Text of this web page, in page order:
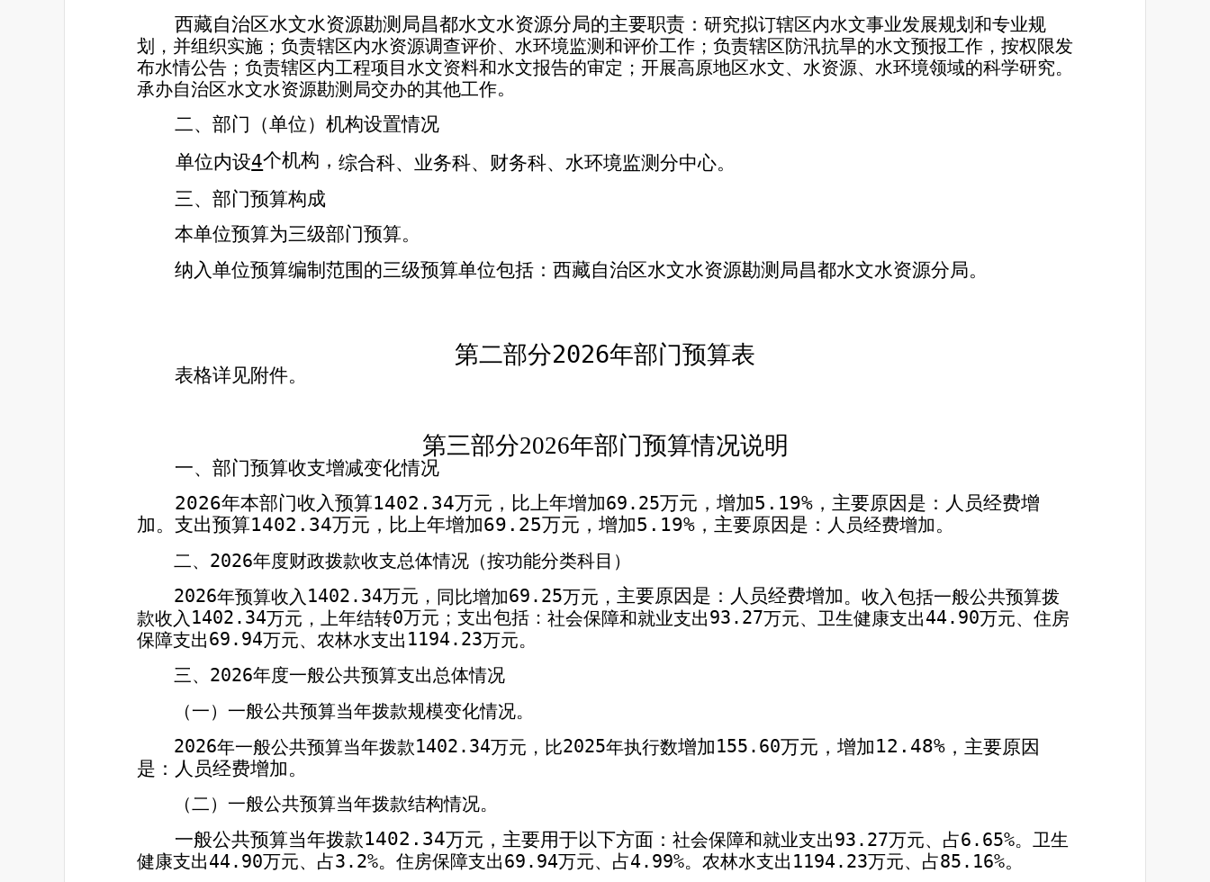
西藏自治区水文水资源勘测局昌都水文水资源分局的主要职责：研究拟订辖区内水文事业发展规划和专业规
划，并组织实施；负责辖区内水资源调查评价、水环境监测和评价工作；负责辖区防汛抗旱的水文预报工作，按权限发
布水情公告；负责辖区内工程项目水文资料和水文报告的审定；开展高原地区水文、水资源、水环境领域的科学研究。
承办自治区水文水资源勘测局交办的其他工作。
二、部门（单位）机构设置情况
单位内设4个机构，综合科、业务科、财务科、水环境监测分中心。
三、部门预算构成
本单位预算为三级部门预算。
纳入单位预算编制范围的三级预算单位包括：西藏自治区水文水资源勘测局昌都水文水资源分局。
第二部分2026年部门预算表
表格详见附件。
第三部分2026年部门预算情况说明
一、部门预算收支增减变化情况
2026年本部门收入预算1402.34万元，比上年增加69.25万元，增加5.19% ，主要原因是：人员经费增
加。支出预算1402.34万元，比上年增加69.25万元，增加5.19% ，主要原因是： 人员经费增加。
二、 2026年度财政拨款收支总体情况（按功能分类科目）
2026年预算收入 1402.34万元， 同比增加69.25万元 ， 主要原因是：人员经费增加。收入包括一般公共预算拨
款收入 1402.34万元，上年结转0万元；支出包括： 社会保障和就业支出93.27万元、卫生健康支出44.90万元、住房
保障支出69.94万元、农林水支出 1194.23万元。
三、 2026年度一般公共预算支出总体情况
（一）一般公共预算当年拨款规模变化情况。
2026年一般公共预算当年拨款1402.34万元，比2025年执行数增加155.60万元，增加12.48% ，主要原因
是：人员经费增加。
（二）一般公共预算当年拨款结构情况。
一般公共预算当年拨款1402.34万元，主要用于以下方面：社会保障和就业支出93.27万元、占6.65%。卫生
健康支出44.90万元、占3.2%。住房保障支出69.94万元、占4.99%。农林水支出 1194.23万元、占85.16%。